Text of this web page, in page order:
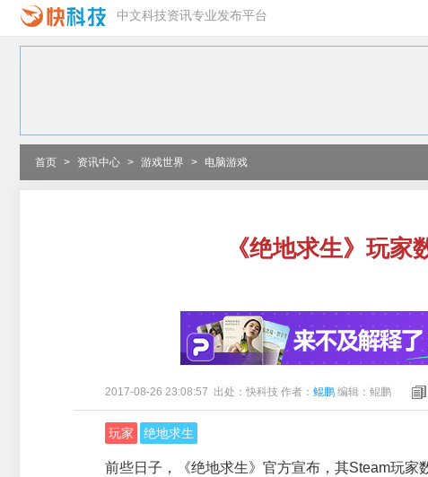
中文科技资讯专业发布平台
首页 > 资讯中心 > 游戏世界 > 电脑游戏
《绝地求生》玩
2017-08-26 23:08:57 出处：快科技 作者： 鲲鹏 编辑：鲲鹏
玩家 绝地求生
前些日子，《绝地求生》官方宣布，其Steam玩家